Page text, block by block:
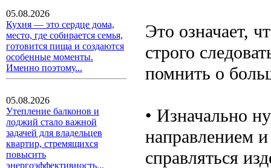
05.08.2026
Кухня — это сердце дома,
место, где собирается семья,
готовится пища и создаются
особенные моменты.
Именно поэтому...
05.08.2026
Утепление балконов и
лоджий стало важной
задачей для владельцев
квартир, стремящихся
повысить
энергоэффективность...
Это означает,
строго
помнить о
• Изначально
направлением
справляться